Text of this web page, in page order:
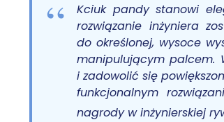
Kciuk pandy stanowi
rozwiązanie inżyniera
do określonej, wysoce
manipulującym palcem.
i zadowolić się
funkcjonalnym
nagrody w inżynierskiej